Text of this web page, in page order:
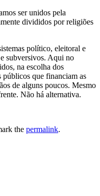
ser unidos pela
divididos por religiões
político, eleitoral e
subversivos. Aqui no
na escolha dos
públicos que financiam as
de alguns poucos. Mesmo
Não há alternativa.
the permalink.